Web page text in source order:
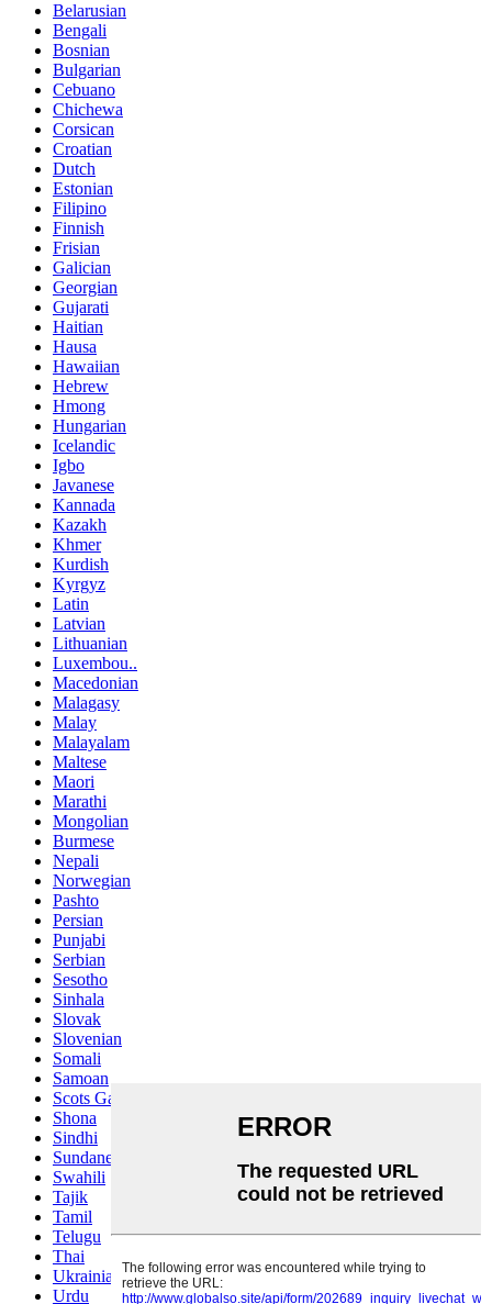
Belarusian
Bengali
Bosnian
Bulgarian
Cebuano
Chichewa
Corsican
Croatian
Dutch
Estonian
Filipino
Finnish
Frisian
Galician
Georgian
Gujarati
Haitian
Hausa
Hawaiian
Hebrew
Hmong
Hungarian
Icelandic
Igbo
Javanese
Kannada
Kazakh
Khmer
Kurdish
Kyrgyz
Latin
Latvian
Lithuanian
Luxembou..
Macedonian
Malagasy
Malay
Malayalam
Maltese
Maori
Marathi
Mongolian
Burmese
Nepali
Norwegian
Pashto
Persian
Punjabi
Serbian
Sesotho
Sinhala
Slovak
Slovenian
Somali
Samoan
Scots Gaelic
Shona
Sindhi
Sundanese
Swahili
Tajik
Tamil
Telugu
Thai
Ukrainian
Urdu